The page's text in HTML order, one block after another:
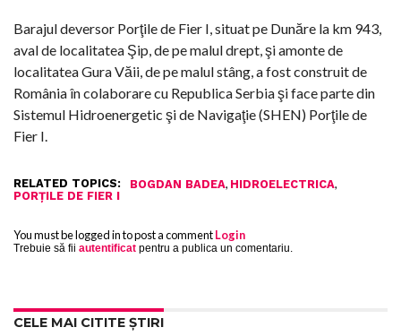
Barajul deversor Porţile de Fier I, situat pe Dunăre la km 943,
aval de localitatea Şip, de pe malul drept, şi amonte de
localitatea Gura Văii, de pe malul stâng, a fost construit de
România în colaborare cu Republica Serbia şi face parte din
Sistemul Hidroenergetic şi de Navigaţie (SHEN) Porţile de
Fier I.
RELATED TOPICS: BOGDAN BADEA, HIDROELECTRICA,
PORŢILE DE FIER I
You must be logged in to post a commentLogin
Trebuie să fii autentificat pentru a publica un comentariu.
CELE MAI CITITE ȘTIRI